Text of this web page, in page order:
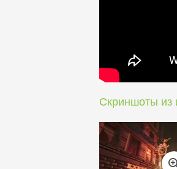
Скриншоты из